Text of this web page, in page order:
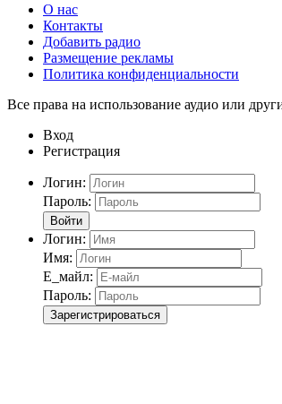
О нас
Контакты
Добавить радио
Размещение рекламы
Политика конфиденциальности
Все права на использование аудио или
Вход
Регистрация
Логин:
Пароль:
Войти
Логин:
Имя:
Е_майл:
Пароль:
Зарегистрироваться